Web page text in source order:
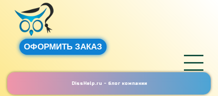
ОФОРМИТЬ ЗАКАЗ
DissHelp.ru - блог компании